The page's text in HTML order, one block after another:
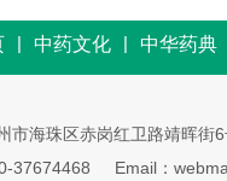
| 中药文化 | 中华药典
市海珠区赤岗红卫路靖晖街
37674468
Email：